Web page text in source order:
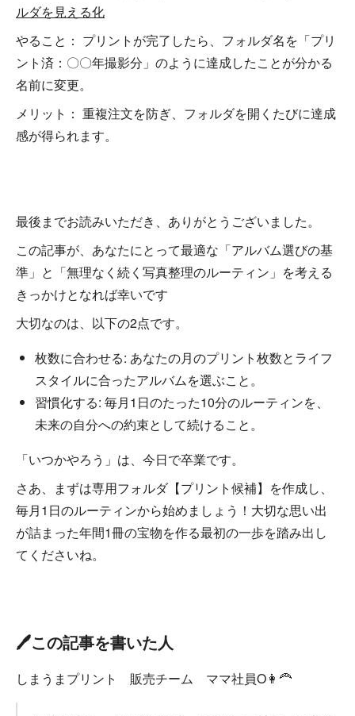
ルダを見える化
やること： プリントが完了したら、フォルダ名を「プリ
ント済：〇〇年撮影分」のように達成したことが分かる
名前に変更。
メリット： 重複注文を防ぎ、フォルダを開くたびに達成
感が得られます。
最後までお読みいただき、ありがとうございました。
この記事が、あなたにとって最適な「アルバム選びの基
準」と「無理なく続く写真整理のルーティン」を考える
きっかけとなれば幸いです
大切なのは、以下の2点です。
枚数に合わせる: あなたの月のプリント枚数とライフ
スタイルに合ったアルバムを選ぶこと。
習慣化する: 毎月1日のたった10分のルーティンを、
未来の自分への約束として続けること。
「いつかやろう」は、今日で卒業です。
さあ、まずは専用フォルダ【プリント候補】を作成し、
毎月1日のルーティンから始めましょう！大切な思い出
が詰まった年間1冊の宝物を作る最初の一歩を踏み出し
てくださいね。
🖊️この記事を書いた人
しまうまプリント 販売チーム ママ社員O👩‍🦰